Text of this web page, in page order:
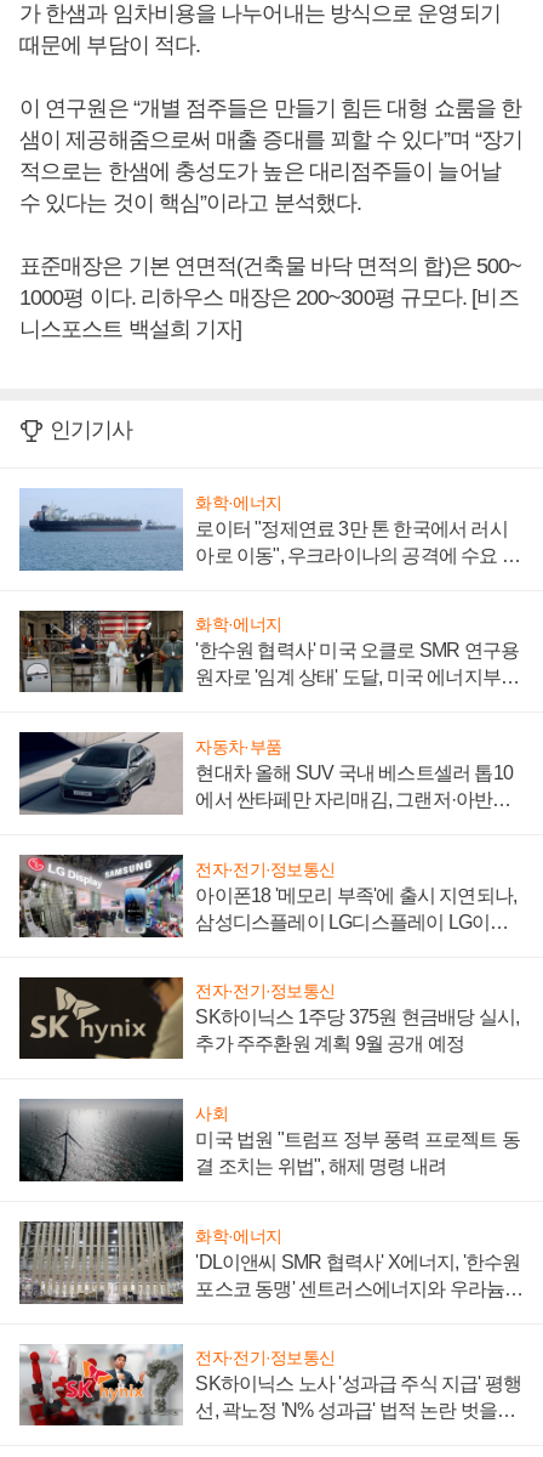
가 한샘과 임차비용을 나누어내는 방식으로 운영되기
때문에 부담이 적다.
이 연구원은 “개별 점주들은 만들기 힘든 대형 쇼룸을 한
샘이 제공해줌으로써 매출 증대를 꾀할 수 있다”며 “장기
적으로는 한샘에 충성도가 높은 대리점주들이 늘어날
수 있다는 것이 핵심”이라고 분석했다.
표준매장은 기본 연면적(건축물 바닥 면적의 합)은 500~
1000평 이다. 리하우스 매장은 200~300평 규모다. [비즈
니스포스트 백설희 기자]
인기기사
화학·에너지
로이터 "정제연료 3만 톤 한국에서 러시
아로 이동", 우크라이나의 공격에 수요 늘
화학·에너지
'한수원 협력사' 미국 오클로 SMR 연구용
원자로 '임계 상태' 도달, 미국 에너지부
자동차·부품
현대차 올해 SUV 국내 베스트셀러 톱10
에서 싼타페만 자리매김, 그랜저·아반떼
전자·전기·정보통신
아이폰18 '메모리 부족'에 출시 지연되나,
삼성디스플레이 LG디스플레이 LG이노
전자·전기·정보통신
SK하이닉스 1주당 375원 현금배당 실시,
추가 주주환원 계획 9월 공개 예정
사회
미국 법원 "트럼프 정부 풍력 프로젝트 동
결 조치는 위법", 해제 명령 내려
화학·에너지
'DL이앤씨 SMR 협력사' X에너지, '한수원
포스코 동맹' 센트러스에너지와 우라늄
전자·전기·정보통신
SK하이닉스 노사 '성과급 주식 지급' 평행
선, 곽노정 'N% 성과급' 법적 논란 벗을지